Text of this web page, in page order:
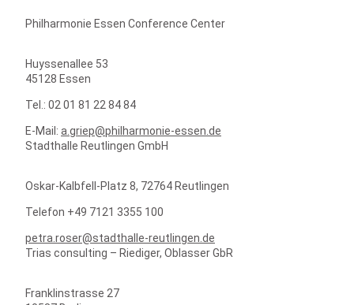
Philharmonie Essen Conference Center
Huyssenallee 53
45128 Essen
Tel.: 02 01 81 22 84 84
E-Mail: a.griep@philharmonie-essen.de
Stadthalle Reutlingen GmbH
Oskar-Kalbfell-Platz 8, 72764 Reutlingen
Telefon +49 7121 3355 100
petra.roser@stadthalle-reutlingen.de
Trias consulting – Riediger, Oblasser GbR
Franklinstrasse 27